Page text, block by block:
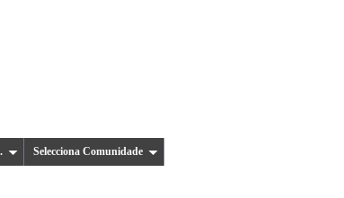
Selecciona Comunidade